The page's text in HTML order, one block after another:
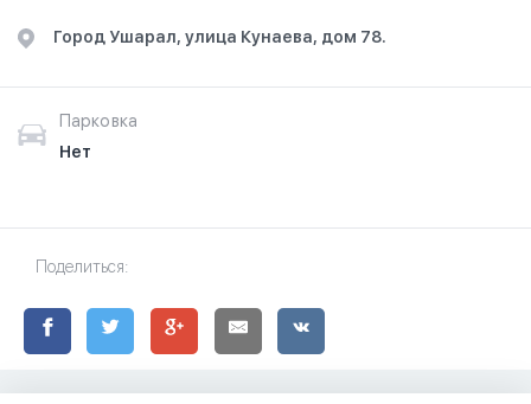
Город Ушарал, улица Кунаева, дом 78.
Парковка
Нет
Поделиться: